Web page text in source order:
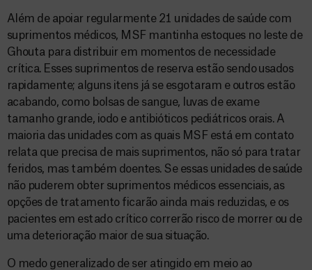
Além de apoiar regularmente 21 unidades de saúde com
suprimentos médicos, MSF mantinha estoques no leste de
Ghouta para distribuir em momentos de necessidade
crítica. Esses suprimentos de reserva estão sendo usados
rapidamente; alguns itens já se esgotaram e outros estão
acabando, como bolsas de sangue, luvas de exame
tamanho grande, iodo e antibióticos pediátricos orais. A
maioria das unidades com as quais MSF está em contato
relata que precisa de mais suprimentos, não só para tratar
feridos, mas também doentes. Se essas unidades de saúde
não puderem obter suprimentos médicos essenciais, as
opções de tratamento ficarão ainda mais reduzidas, e os
pacientes em estado crítico correrão risco de morrer ou de
uma deterioração maior de sua situação.
O medo generalizado de ser atingido em meio ao